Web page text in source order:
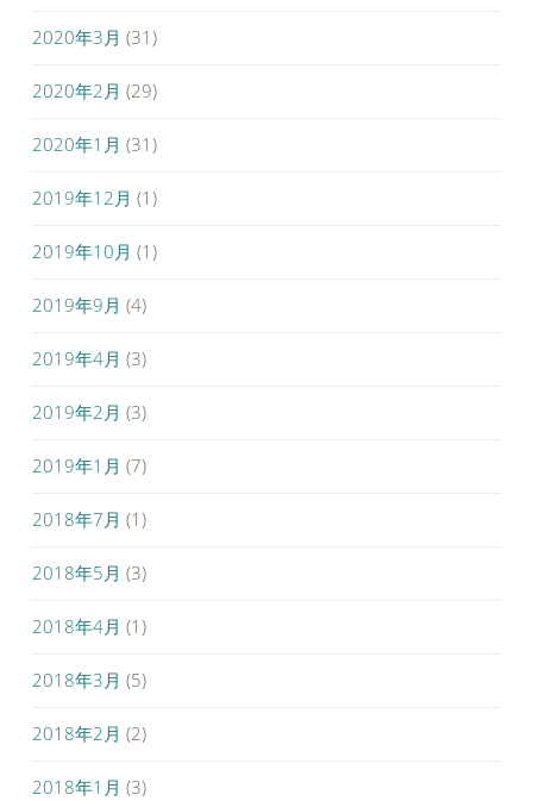
2020年3月 (31)
2020年2月 (29)
2020年1月 (31)
2019年12月 (1)
2019年10月 (1)
2019年9月 (4)
2019年4月 (3)
2019年2月 (3)
2019年1月 (7)
2018年7月 (1)
2018年5月 (3)
2018年4月 (1)
2018年3月 (5)
2018年2月 (2)
2018年1月 (3)